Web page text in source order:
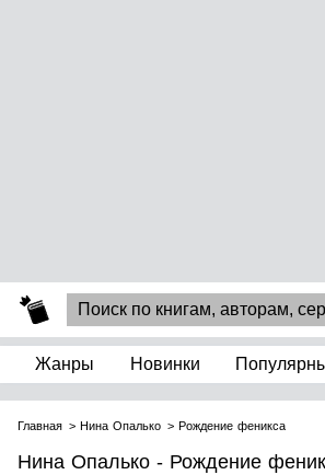
Жанры Новинки
Главная Нина Опалько Рождение феникса
Нина Опалько - Рождение